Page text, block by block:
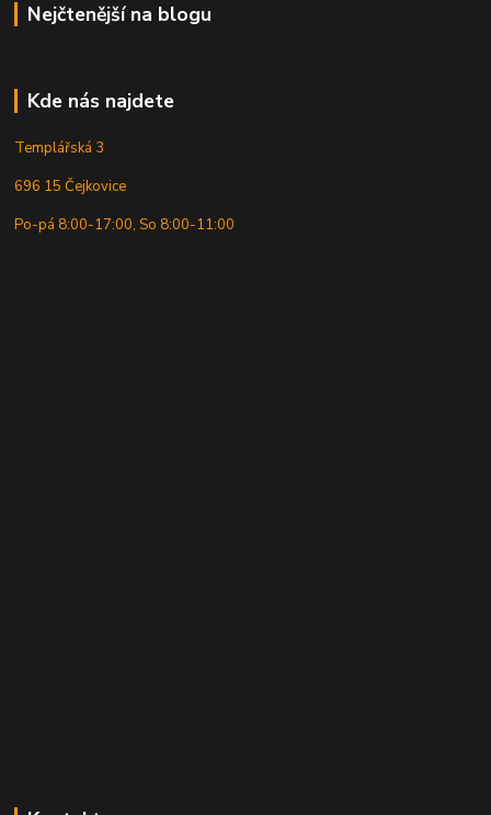
Nejčtenější na blogu
Kde nás najdete
Templářská 3
696 15 Čejkovice
Po-pá 8:00-17:00, So 8:00-11:00